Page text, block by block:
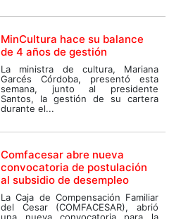
MinCultura hace su balance
de 4 años de gestión
La ministra de cultura, Mariana
Garcés Córdoba, presentó esta
semana, junto al presidente
Santos, la gestión de su cartera
durante el...
Comfacesar abre nueva
convocatoria de postulación
al subsidio de desempleo
La Caja de Compensación Familiar
del Cesar (COMFACESAR), abrió